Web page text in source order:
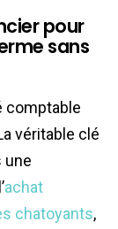
pour
sans
comptable
véritable clé
une
achat
chatoyants,